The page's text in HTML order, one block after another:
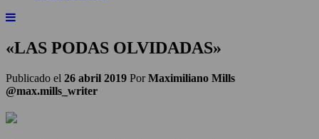
«LAS PODAS OLVIDADAS»
Publicado el 26 abril 2019 PorMaximiliano Mills
@max.mills_writer